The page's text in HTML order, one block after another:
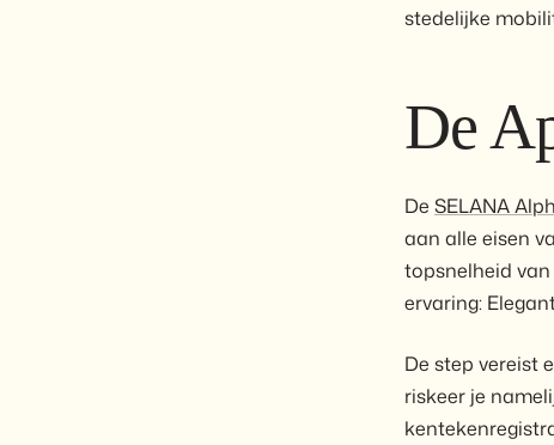
stedelijke
De
De SELANA
aan alle eisen
topsnelheid
ervaring:
De step vereist
riskeer je